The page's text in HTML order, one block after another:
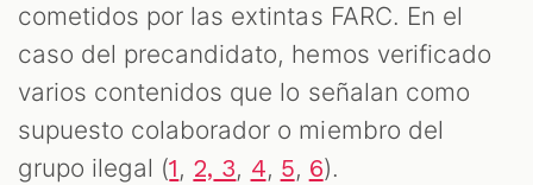
cometidos por las extintas FARC. En el
caso del precandidato, hemos verificado
varios contenidos que lo señalan como
supuesto colaborador o miembro del
grupo ilegal (1, 2, 3, 4, 5, 6).